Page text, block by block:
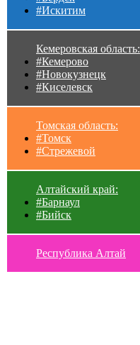
#Искитим
Кемеровская область:
#Кемерово
#Новокузнецк
#Киселевск
Томская область:
#Томск
#Стрежевой
Алтайский край:
#Барнаул
#Бийск
Республика Алтай